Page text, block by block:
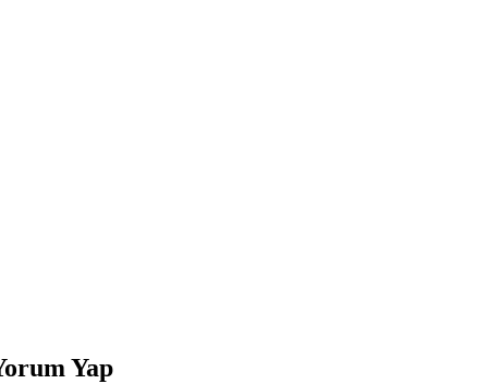
Yap